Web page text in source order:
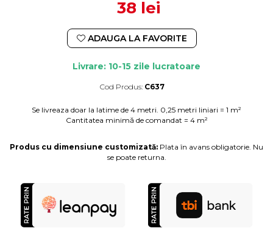
38 lei
ADAUGA LA FAVORITE
Livrare: 10-15 zile lucratoare
Cod Produs: C637
Se livreaza doar la latime de 4 metri. 0,25 metri liniari = 1 m²
Cantitatea minimă de comandat = 4 m²
Produs cu dimensiune customizată: Plata în avans obligatorie. Nu
se poate returna.